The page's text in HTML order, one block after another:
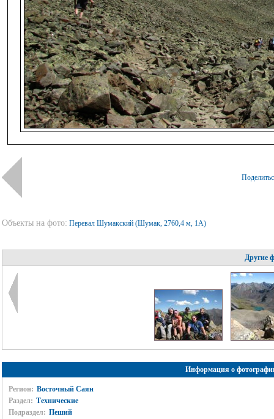
Объекты на фото: Перевал Шумакский (Шумак, 2760,4 м, 1А)
Другие
Информация о
Регион: Восточный Саян
Раздел: Технические
Подраздел: Пеший